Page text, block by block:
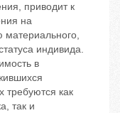
приводит к
на
материального,
индивида.
в
требуются как
так и